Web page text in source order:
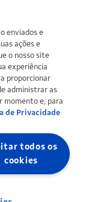
SA 2026 | CNPJ:
cookies
enviados e
ações e
o nosso site
experiência
proporcionar
administrar as
momento e, para
de Privacidade
todos os
cookies